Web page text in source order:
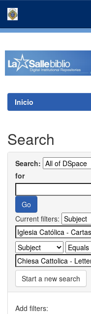
Inicio
Search
Search:
for
Current filters:
Start a new search
Add filters: